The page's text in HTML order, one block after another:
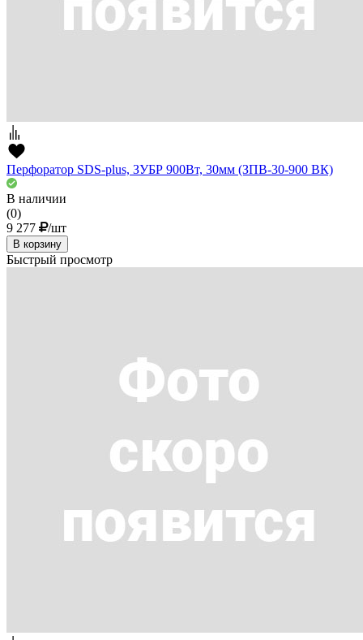
Перфоратор SDS-plus, ЗУБР 900Вт, 30мм (ЗПВ-30-900 ВК)
В наличии
(0)
9 277
/шт
В корзину
Быстрый просмотр